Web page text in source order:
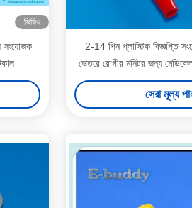
ভিডিও
সংযোজক
2-14 পিন প্লাস্টিক বিজ্ঞপ্তি
ভেতরে রোগীর মনিটর জন্য
সেরা মূল্য